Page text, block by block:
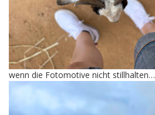
wenn die Fotomotive nicht stillhalten…